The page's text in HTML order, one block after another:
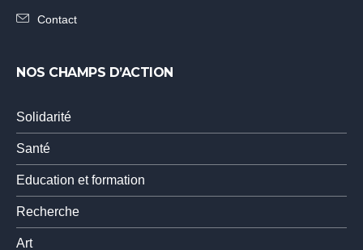
Contact
NOS CHAMPS D’ACTION
Solidarité
Santé
Education et formation
Recherche
Art